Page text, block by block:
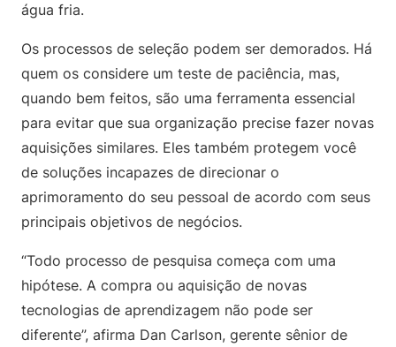
água fria.
Os processos de seleção podem ser demorados. Há
quem os considere um teste de paciência, mas,
quando bem feitos, são uma ferramenta essencial
para evitar que sua organização precise fazer novas
aquisições similares. Eles também protegem você
de soluções incapazes de direcionar o
aprimoramento do seu pessoal de acordo com seus
principais objetivos de negócios.
“Todo processo de pesquisa começa com uma
hipótese. A compra ou aquisição de novas
tecnologias de aprendizagem não pode ser
diferente”, afirma Dan Carlson, gerente sênior de